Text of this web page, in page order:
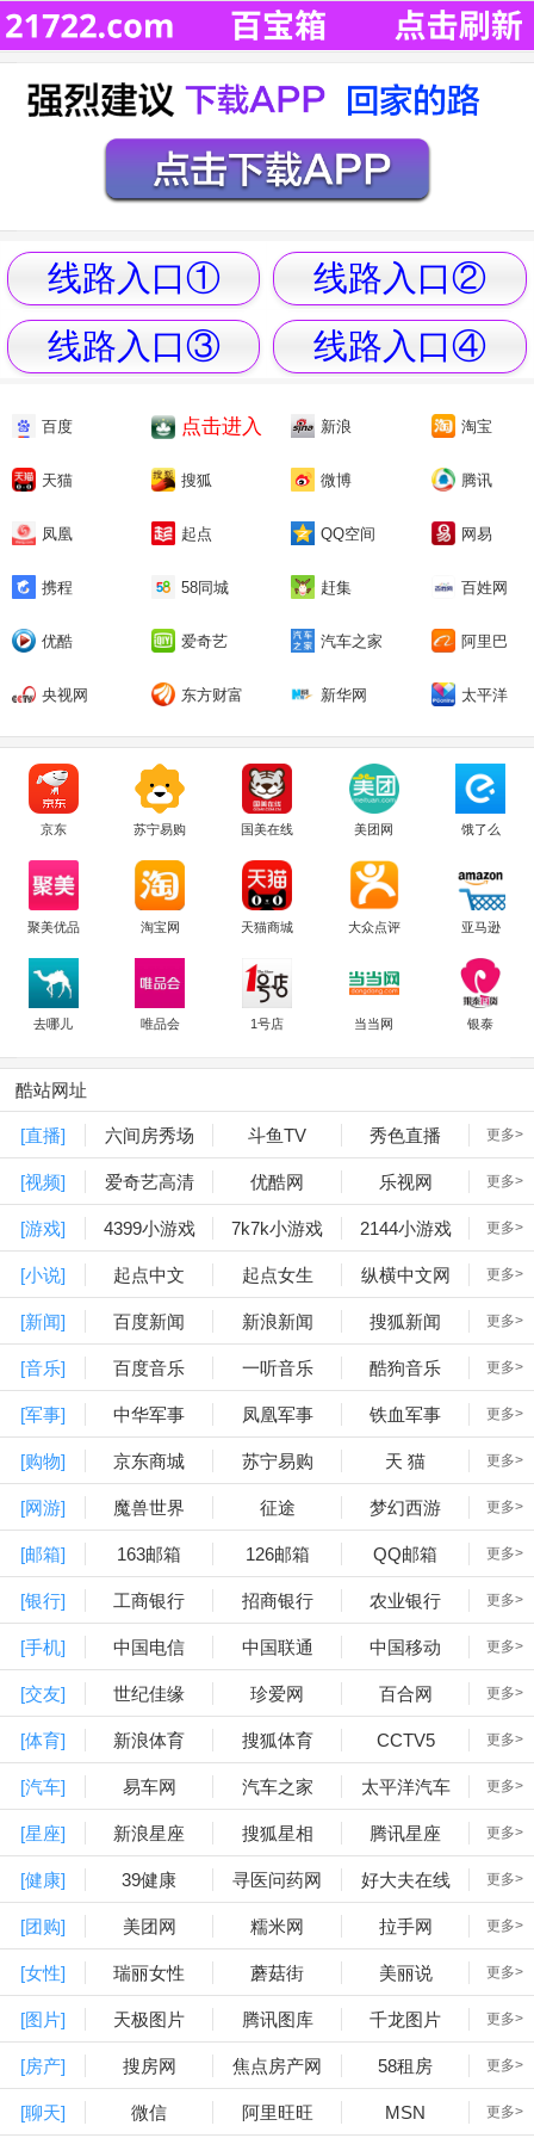
线路入口①
线路入口②
线路入口③
线路入口④
百度 点击进入 新浪 淘宝
天猫 搜狐 微博 腾讯
凤凰 起点 QQ空间 网易
携程 58同城 赶集 百姓网
优酷 爱奇艺 汽车之家 阿里巴
巴
央视网 东方财富 新华网 太平洋
京东 苏宁易购 国美在线 美团网 饿了么
聚美优品 淘宝网 天猫商城 大众点评 亚马逊
去哪儿 唯品会 1号店 当当网 银泰
酷站网址
[直播] 六间房秀场 斗鱼TV 秀色直播 更多>
[视频] 爱奇艺高清 优酷网 乐视网 更多>
[游戏] 4399小游戏 7k7k小游戏 2144小游戏 更多>
[小说] 起点中文 起点女生 纵横中文网 更多>
[新闻] 百度新闻 新浪新闻 搜狐新闻 更多>
[音乐] 百度音乐 一听音乐 酷狗音乐 更多>
[军事] 中华军事 凤凰军事 铁血军事 更多>
[购物] 京东商城 苏宁易购 天 猫 更多>
[网游] 魔兽世界 征途 梦幻西游 更多>
[邮箱] 163邮箱 126邮箱 QQ邮箱 更多>
[银行] 工商银行 招商银行 农业银行 更多>
[手机] 中国电信 中国联通 中国移动 更多>
[交友] 世纪佳缘 珍爱网 百合网 更多>
[体育] 新浪体育 搜狐体育 CCTV5 更多>
[汽车] 易车网 汽车之家 太平洋汽车 更多>
[星座] 新浪星座 搜狐星相 腾讯星座 更多>
[健康] 39健康 寻医问药网 好大夫在线 更多>
[团购] 美团网 糯米网 拉手网 更多>
[女性] 瑞丽女性 蘑菇街 美丽说 更多>
[图片] 天极图片 腾讯图库 千龙图片 更多>
[房产] 搜房网 焦点房产网 58租房 更多>
[聊天] 微信 阿里旺旺 MSN 更多>